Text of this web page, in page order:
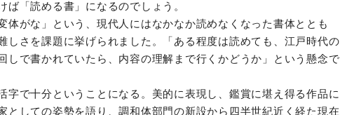
ば「読める書」になるのでしょう。
体がな」という、現代人にはなかなか読めなくなった書体ととも
しさを課題に挙げられました。「ある程度は読めても、江戸時代の
しで書かれていたら、内容の理解まで行くかどうか」という懸念で
字で十分ということになる。美的に表現し、鑑賞に堪え得る作品に
としての姿勢を語り、調和体部門の新設から四半世紀近く経た現在